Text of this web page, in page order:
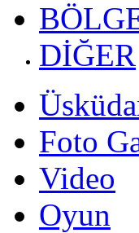
DİĞER
Foto
Video
Oyun